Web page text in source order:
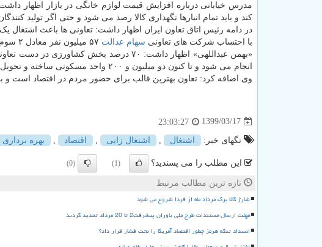
مدرس خیابانی درباره افزایش قیمت لوازم خانگی در بازار اظهار
کند و باید تمام انبارها نگهداری کالا رصد می شود و حتی اگر تولید
با احتساب شرکت های تعاونی سهام عدالت
انجام می شود و تا کنون دو میلیون و ۲۰۰ واحد مسکونی ساخته و تحویل داده است و بخش تعاون در بخش صنعت و معدن هم فعال است.
وی اضافه کرد: تعاون بهترین قالب برای حضور مردم در اقتصاد است و
1399/03/17
23:03:27
تگهای خبر: اشتغال اشتغال زایی اقتصاد بهره برداری
این مطلب را می پسندید؟ (1)
(0)
تازه ترین مطالب مرتبط
شارژ کالا برگ مرداد ماه از فردا شروع می شود
مهلت ارسال مستندات طرح ملی یاوران پیشرفت2 تا 20 مرداد تمدید گردید
انسداد تنگه هرمز چطور اقتصاد آمریکا را تحت فشار قرار داد؟